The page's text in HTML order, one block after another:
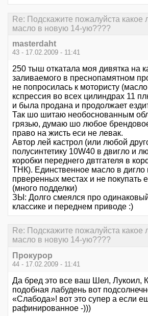
Re: Подскажите пожалуйста какое
масло в новую 14-ую????
masterdaht
43 - 17.02.2009 - 11:41
250 тыш откатала моя дивятка на
заливаемого в преснопамятном
не попросилась к мотористу
кспрессия во всех цилиндрах 11
и была продана и продолжает
Так шо шитаю необоснованным
грязью, думаю шо любое
право на жисть еси не левак.
Автор лей кастрол (или любой
полусинтетику 10W40 в двигло и
коробки переднего двтгателя в
ТНК). Единственное масло в дигло
прверенных местах и не покупать
(много подделки)
ЗЫ: Долго смеялся про
классике и переднем приводе :)
Re: Подскажите пожалуйста какое
масло в новую 14-ую????
Прокурор
44 - 17.02.2009 - 11:41
Да бред это все ваш Шел, Лукоил,
подобная лабудень вот
«Слабода»! вот это супер а если
рафинированное -)))